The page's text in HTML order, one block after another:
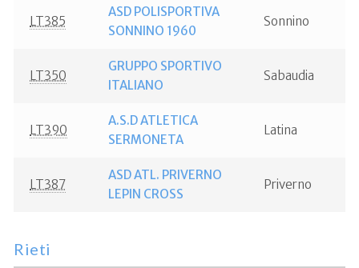
LT385
ASD POLISPORTIVA
SONNINO 1960
Sonnino
LT350
GRUPPO SPORTIVO
ITALIANO
Sabaudia
LT390
A.S.D ATLETICA
SERMONETA
Latina
LT387
ASD ATL. PRIVERNO
LEPIN CROSS
Priverno
Rieti